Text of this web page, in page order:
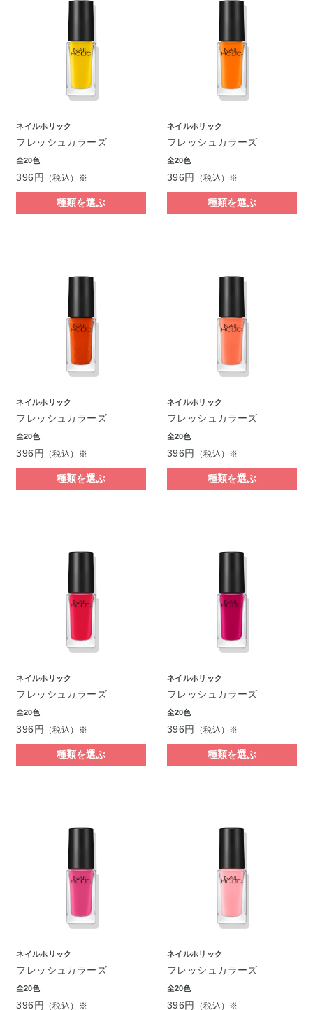
ネイルホリック
フレッシュカラーズ
全20色
396円 （税込）※
種類を選ぶ
ネイルホリック
フレッシュカラーズ
全20色
396円 （税込）※
種類を選ぶ
ネイルホリック
フレッシュカラーズ
全20色
396円 （税込）※
種類を選ぶ
ネイルホリック
フレッシュカラーズ
全20色
396円 （税込）※
種類を選ぶ
ネイルホリック
フレッシュカラーズ
全20色
396円 （税込）※
種類を選ぶ
ネイルホリック
フレッシュカラーズ
全20色
396円 （税込）※
種類を選ぶ
ネイルホリック
フレッシュカラーズ
全20色
396円 （税込）※
ネイルホリック
フレッシュカラーズ
全20色
396円 （税込）※